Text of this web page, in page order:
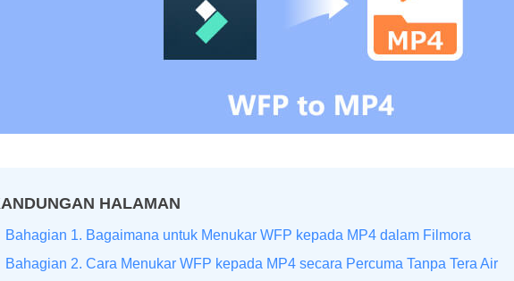
HALAMAN
Bahagian 1. Bagaimana untuk Menukar WFP kepada MP4 dalam Filmora
Bahagian 2. Cara Menukar WFP kepada MP4 secara Percuma Tanpa Tera Air